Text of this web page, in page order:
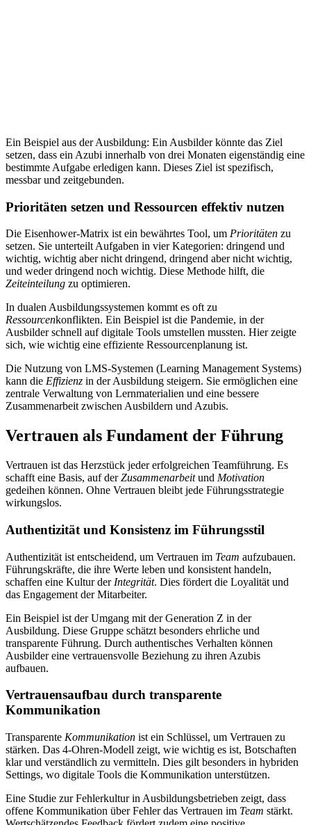
Ein Beispiel aus der Ausbildung: Ein Ausbilder könnte das Ziel
setzen, dass ein Azubi innerhalb von drei Monaten eigenständig eine
bestimmte Aufgabe erledigen kann. Dieses Ziel ist spezifisch,
messbar und zeitgebunden.
Prioritäten setzen und Ressourcen effektiv nutzen
Die Eisenhower-Matrix ist ein bewährtes Tool, um Prioritäten zu
setzen. Sie unterteilt Aufgaben in vier Kategorien: dringend und
wichtig, wichtig aber nicht dringend, dringend aber nicht wichtig,
und weder dringend noch wichtig. Diese Methode hilft, die
Zeiteinteilung zu optimieren.
In dualen Ausbildungssystemen kommt es oft zu
Ressourcenkonflikten. Ein Beispiel ist die Pandemie, in der
Ausbilder schnell auf digitale Tools umstellen mussten. Hier zeigte
sich, wie wichtig eine effiziente Ressourcenplanung ist.
Die Nutzung von LMS-Systemen (Learning Management Systems)
kann die Effizienz in der Ausbildung steigern. Sie ermöglichen eine
zentrale Verwaltung von Lernmaterialien und eine bessere
Zusammenarbeit zwischen Ausbildern und Azubis.
Vertrauen als Fundament der Führung
Vertrauen ist das Herzstück jeder erfolgreichen Teamführung. Es
schafft eine Basis, auf derZusammenarbeitund Motivation
gedeihen können. Ohne Vertrauen bleibt jede Führungsstrategie
wirkungslos.
Authentizität und Konsistenz im Führungsstil
Authentizität ist entscheidend, um Vertrauen im Team aufzubauen.
Führungskräfte, die ihre Werte leben und konsistent handeln,
schaffen eine Kultur der Integrität. Dies fördert die Loyalität und
das Engagement der Mitarbeiter.
Ein Beispiel ist der Umgang mit der Generation Z in der
Ausbildung. Diese Gruppe schätzt besonders ehrliche und
transparente Führung. Durch authentisches Verhalten können
Ausbilder eine vertrauensvolle Beziehung zu ihren Azubis
aufbauen.
Vertrauensaufbau durch transparente
Kommunikation
Transparente Kommunikation ist ein Schlüssel, um Vertrauen zu
stärken. Das 4-Ohren-Modell zeigt, wie wichtig es ist, Botschaften
klar und verständlich zu vermitteln. Dies gilt besonders in hybriden
Settings, wo digitale Tools die Kommunikation unterstützen.
Eine Studie zur Fehlerkultur in Ausbildungsbetrieben zeigt, dass
offene Kommunikation über Fehler das Vertrauen im Team stärkt.